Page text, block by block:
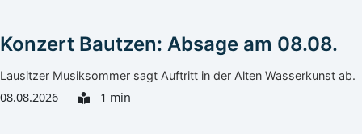
Konzert Bautzen: Absage am 08.08.
Lausitzer Musiksommer sagt Auftritt in der Alten Wasserkunst ab.
08.08.2026 1 min